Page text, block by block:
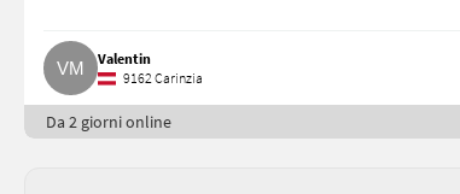
Valentin
9162 Carinzia
Da 2 giorni online